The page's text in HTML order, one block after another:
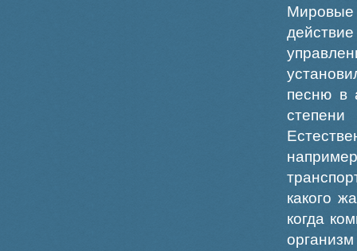
Мировые
песню в
какого
когда